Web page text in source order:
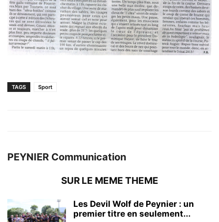
TAGS Sport
PEYNIER Communication
SUR LE MEME THEME
Les Devil Wolf de Peynier : un
premier titre en seulement...